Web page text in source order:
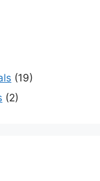
(19)
(2)